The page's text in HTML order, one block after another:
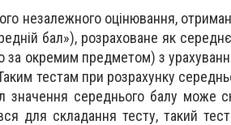
незалежного оцінювання,
бал»), розраховане як
за окремим предметом) з
тестам при розрахунку
значення середнього балу може
для складання тесту, такий